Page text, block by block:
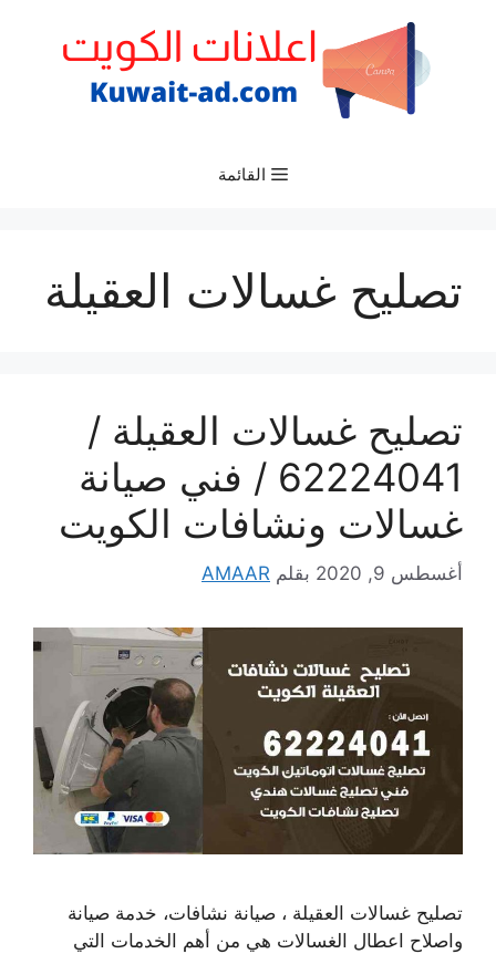
القائمة
تصليح غسالات العقيلة
تصليح غسالات العقيلة /
62224041 / فني صيانة
غسالات ونشافات الكويت
أغسطس 9, 2020 بقلم AMAAR
تصليح غسالات العقيلة ، صيانة نشافات، خدمة صيانة
واصلاح اعطال الغسالات هي من أهم الخدمات التي